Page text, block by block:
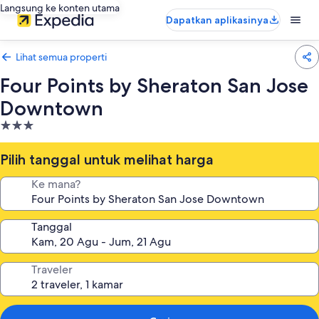
Langsung ke konten utama
Dapatkan aplikasinya
Lihat semua properti
Four Points by Sheraton San Jose
Downtown
Properti
bintang
3.0
Pilih tanggal untuk melihat harga
Ke mana?
Tanggal
Traveler